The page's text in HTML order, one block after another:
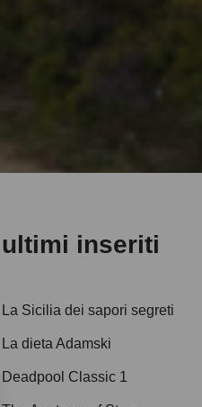
ultimi inseriti
La Sicilia dei sapori segreti
La dieta Adamski
Deadpool Classic 1